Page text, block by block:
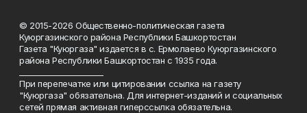
© 2015-2026 Общественно-политическая газета
Куюргазинского района Республики Башкортостан
Газета "Куюргаза" издается в с. Ермолаево Куюргазинского
района Республики Башкортостан с 1935 года.
При перепечатке или цитировании ссылка на газету
"Куюргаза" обязательна. Для интернет-изданий и социальных
сетей прямая активная гиперссылка обязательна.